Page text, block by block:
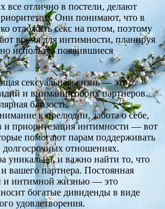
все отлично в постели, делают
Они понимают, что в
отложить секс на потом, поэтому
время для интимности, планируя
используя появившиеся
сексуальная жизнь — это
и внимания обоих партнеров.
близость,
к прелюдии, забота о себе,
и приоритезация интимности — вот
помогают парам поддерживать
долгосрочных отношениях.
уникальна, и важно найти то, что
вашего партнера. Постоянная
и интимной жизнью — это
богатые дивиденды в виде
удовлетворения.